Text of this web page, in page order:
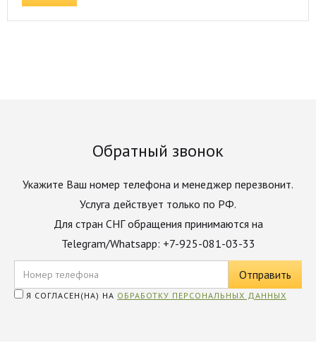
Обратный звонок
Укажите Ваш номер телефона и менеджер перезвонит.
Услуга действует только по РФ.
Для стран СНГ обращения принимаются на
Telegram/Whatsapp: +7-925-081-03-33
Я СОГЛАСЕН(НА) НА ОБРАБОТКУ ПЕРСОНАЛЬНЫХ ДАННЫХ